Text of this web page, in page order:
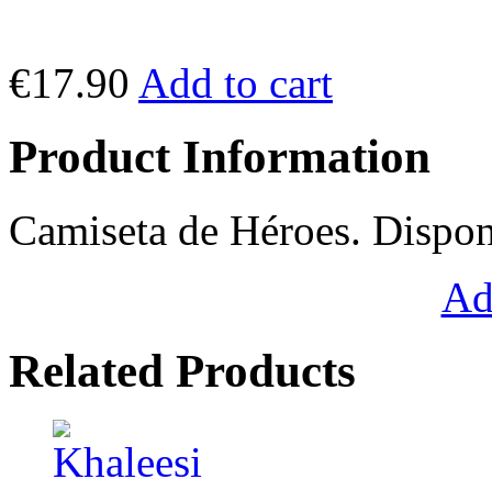
€17.90 Add to cart
Product Information
Camiseta de Héroes.
Related Products